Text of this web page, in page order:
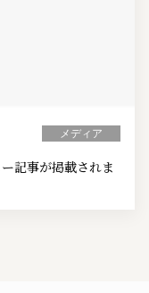
メディア
記事が掲載されま